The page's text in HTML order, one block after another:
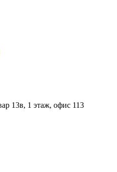
13в, 1 этаж, офис 113